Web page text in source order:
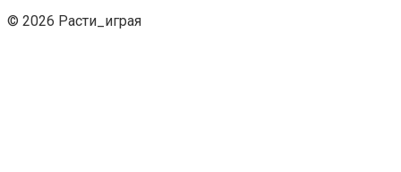
© 2026 Расти_играя